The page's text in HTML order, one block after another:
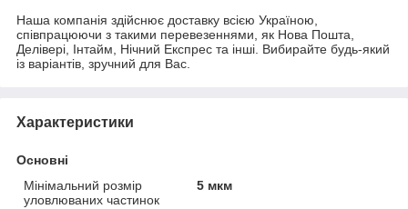
Наша компанія здійснює доставку всією Україною,
співпрацюючи з такими перевезеннями, як Нова Пошта,
Делівері, Інтайм, Нічний Експрес та інші. Вибирайте будь-який
із варіантів, зручний для Вас.
Характеристики
Основні
Мінімальний розмір
уловлюваних частинок
5 мкм